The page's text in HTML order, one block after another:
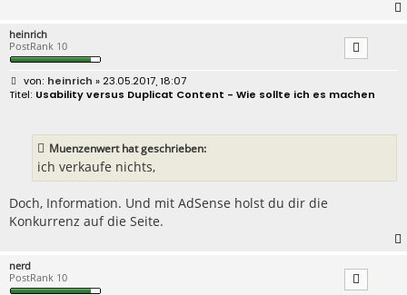
heinrich
PostRank 10
B
e
heinrich » 23.05.2017, 18:07
Usability versus Duplicat Content - Wie sollte ich es machen
Muenzenwert hat geschrieben:
ich verkaufe nichts,
Doch, Information. Und mit AdSense holst du dir die
Konkurrenz auf die Seite.
nerd
PostRank 10